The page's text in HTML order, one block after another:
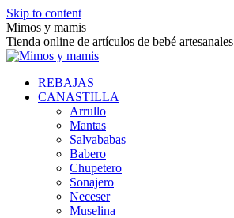
Skip to content
Mimos y mamis
Tienda online de artículos de bebé artesanales
REBAJAS
CANASTILLA
Arrullo
Mantas
Salvababas
Babero
Chupetero
Sonajero
Neceser
Muselina